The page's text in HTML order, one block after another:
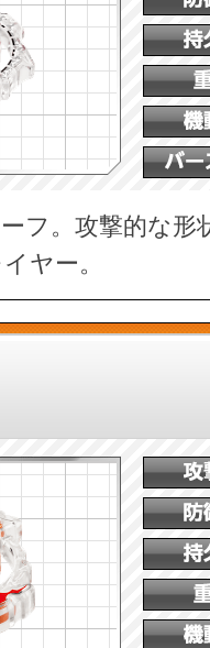
フ。攻撃的な形
ヤー。